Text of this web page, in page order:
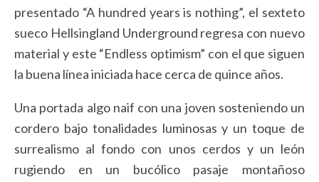
presentado “A hundred years is nothing”, el sexteto
sueco Hellsingland Underground regresa con nuevo
material y este “Endless optimism” con el que siguen
la buena línea iniciada hace cerca de quince años.
Una portada algo naif con una joven sosteniendo un
cordero bajo tonalidades luminosas y un toque de
surrealismo al fondo con unos cerdos y un león
rugiendo en un bucólico pasaje montañoso